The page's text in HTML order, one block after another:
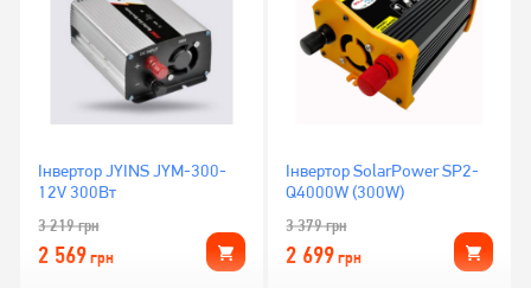
Інвертор JYINS JYM-300-
12V 300Вт
3 219грн
2 569грн
Інвертор SolarPower SP2-
Q4000W (300W)
3 379грн
2 699грн